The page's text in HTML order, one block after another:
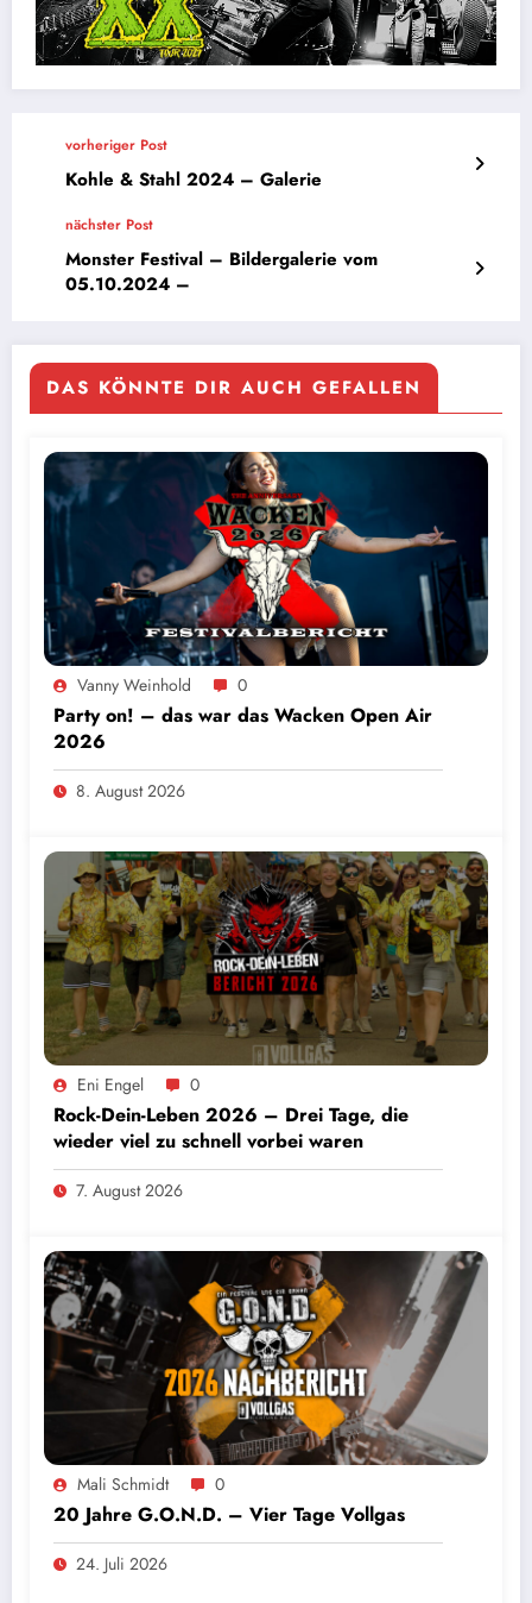
vorheriger Post
Kohle & Stahl 2024 – Galerie
nächster Post
Monster Festival – Bildergalerie vom
05.10.2024 –
DAS KÖNNTE DIR AUCH GEFALLEN
Vanny Weinhold 0
Party on! – das war das Wacken Open Air
2026
8. August 2026
Eni Engel 0
Rock-Dein-Leben 2026 – Drei Tage, die
wieder viel zu schnell vorbei waren
7. August 2026
Mali Schmidt 0
20 Jahre G.O.N.D. – Vier Tage Vollgas
24. Juli 2026